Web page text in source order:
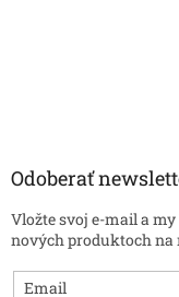
Odoberať
Vložte svoj e-mail a
nových produktoch na
Email